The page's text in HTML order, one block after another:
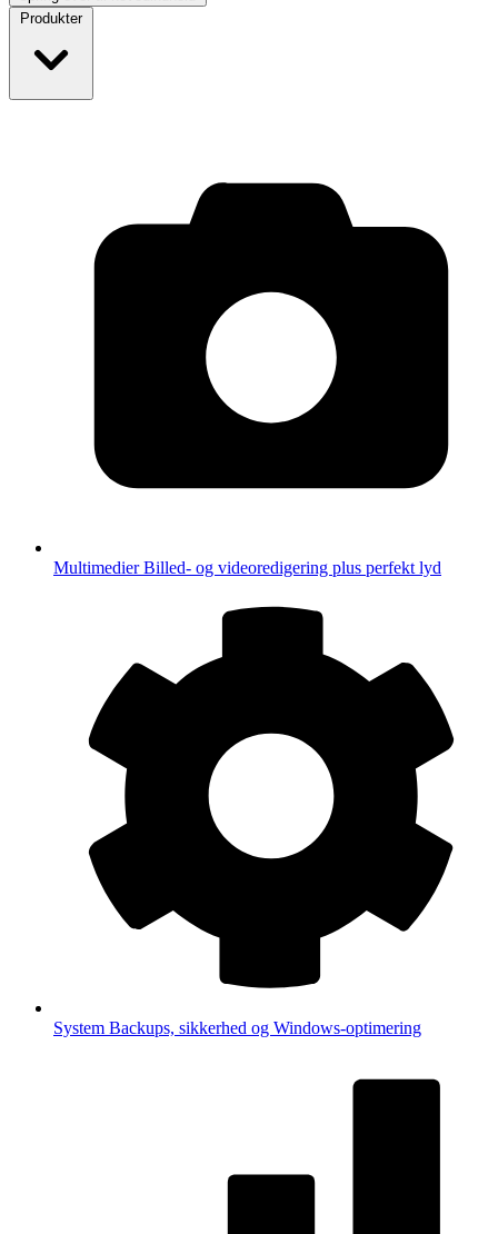
Produkter
MultimedierBilled- og videoredigering plus perfekt lyd
System Backups, sikkerhed og Windows-optimering